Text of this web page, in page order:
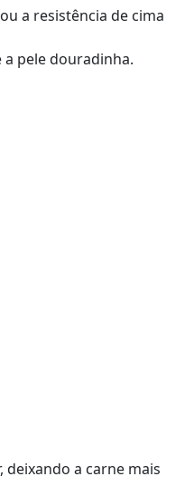
a resistência de cima
pele douradinha.
a carne mais